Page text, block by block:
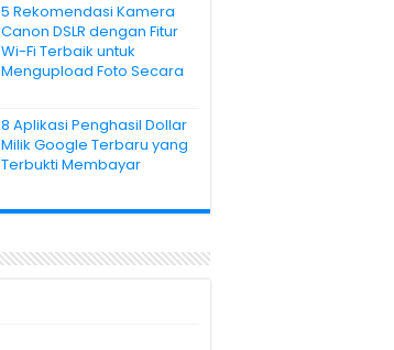
5 Rekomendasi Kamera
Canon DSLR dengan Fitur
Wi-Fi Terbaik untuk
Mengupload Foto Secara
8 Aplikasi Penghasil Dollar
Milik Google Terbaru yang
Terbukti Membayar